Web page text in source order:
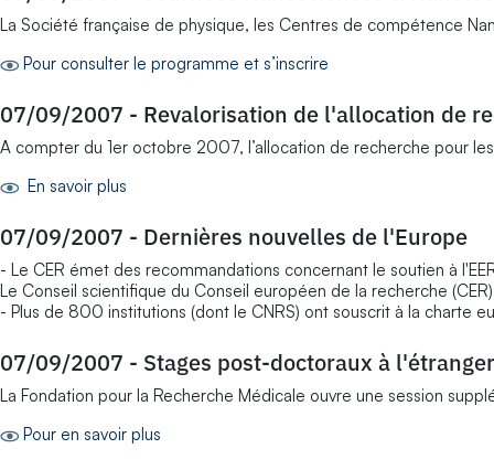
La Société française de physique, les Centres de compétence
Pour consulter le programme et s’inscrire
07/09/2007 - Revalorisation de l'allocation de
A compter du 1er octobre 2007, l’allocation de recherche pour
En savoir plus
07/09/2007 - Dernières nouvelles de l'Europe
- Le CER émet des recommandations concernant le soutien à
Le Conseil scientifique du Conseil européen de la recherche
- Plus de 800 institutions (dont le CNRS) ont souscrit à la charte
07/09/2007 - Stages post-doctoraux à l'étranger
La Fondation pour la Recherche Médicale ouvre une session
Pour en savoir plus